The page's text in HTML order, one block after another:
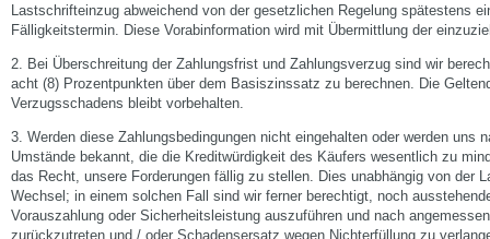
Lastschrifteinzug abweichend von der gesetzlichen Regelung spätestens
Fälligkeitstermin. Diese Vorabinformation wird mit Übermittlung der
2. Bei Überschreitung der Zahlungsfrist und Zahlungsverzug sind wir
acht (8) Prozentpunkten über dem Basiszinssatz zu berechnen. Die
Verzugsschadens bleibt vorbehalten.
3. Werden diese Zahlungsbedingungen nicht eingehalten oder werden uns
Umstände bekannt, die die Kreditwürdigkeit des Käufers wesentlich zu
das Recht, unsere Forderungen fällig zu stellen. Dies unabhängig von der
Wechsel; in einem solchen Fall sind wir ferner berechtigt, noch
Vorauszahlung oder Sicherheitsleistung auszuführen und nach
zurückzutreten und / oder Schadensersatz wegen Nichterfüllung zu